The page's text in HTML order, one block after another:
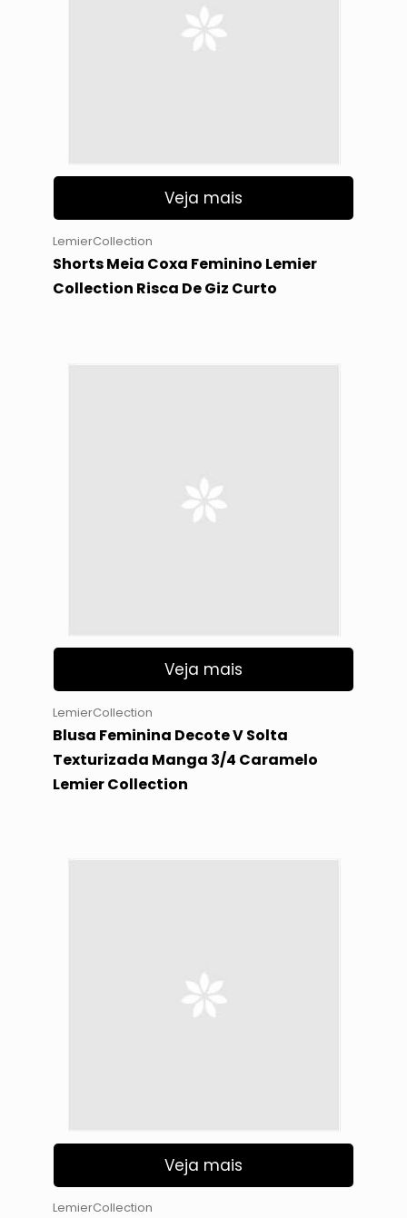
Veja mais
LemierCollection
Shorts Meia Coxa Feminino Lemier
Collection Risca De Giz Curto
Veja mais
LemierCollection
Blusa Feminina Decote V Solta
Texturizada Manga 3/4 Caramelo
Lemier Collection
Veja mais
LemierCollection